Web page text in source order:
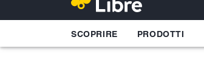
SCOPRIRE PRODOTTI